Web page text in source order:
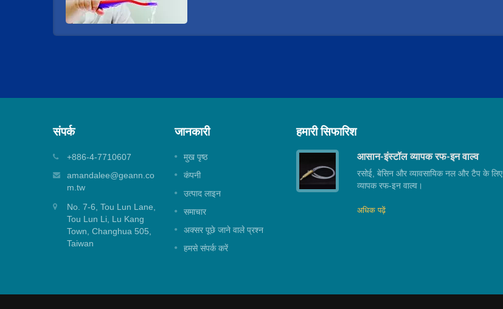
संपर्क
+886-4-7710607
amandalee@geann.co
m.tw
No. 7-6, Tou Lun Lane,
Tou Lun Li, Lu Kang
Town, Changhua 505,
Taiwan
जानकारी
मुख पृष्ठ
कंपनी
उत्पाद लाइन
समाचार
अक्सर पूछे जाने वाले प्रश्न
हमसे संपर्क करें
हमारी सिफारिश
25 मिमी टॉप सील मिक्सर कार्ट्रिज
शॉवर एप्लिकेशन के लिए 25 मिमी टॉप सील मिक्सर
अधिक पढ़ें
आसान-इंस्टॉल व्यापक रफ-इन वाल्व
रसोई, बेसिन और व्यावसायिक नल और टैप के लिए
व्यापक रफ-इन वाल्व।
अधिक पढ़ें